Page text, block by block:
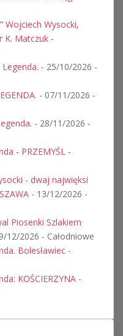
Wojciech Wysocki,
K. Matczuk -
Legenda. - 25/10/2026 -
- 07/11/2026 -
- 28/11/2026 -
- PRZEMYŚL -
- dwaj najwięksi
- 13/12/2026 -
Piosenki Szlakiem
12/2026 - Całodniowe
Bolesławiec -
KOŚCIERZYNA -